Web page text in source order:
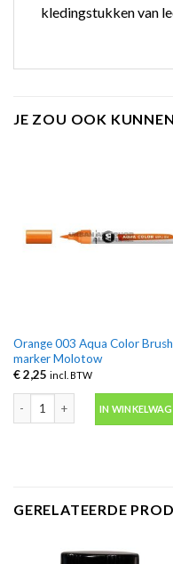
kledingstukken van
JE ZOU OOK
Orange 003 Aqua Color Brush
marker Molotow
€2,25 incl. BTW
Orange 003 Aqua Color Brush
IN
GERELATEERDE